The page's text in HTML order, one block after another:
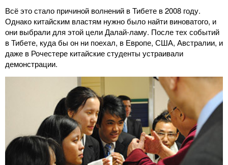
Всё это стало причиной волнений в Тибете в 2008 году.
Однако китайским властям нужно было найти виноватого, и
они выбрали для этой цели Далай-ламу. После тех событий
в Тибете, куда бы он ни поехал, в Европе, США, Австралии, и
даже в Рочестере китайские студенты устраивали
демонстрации.